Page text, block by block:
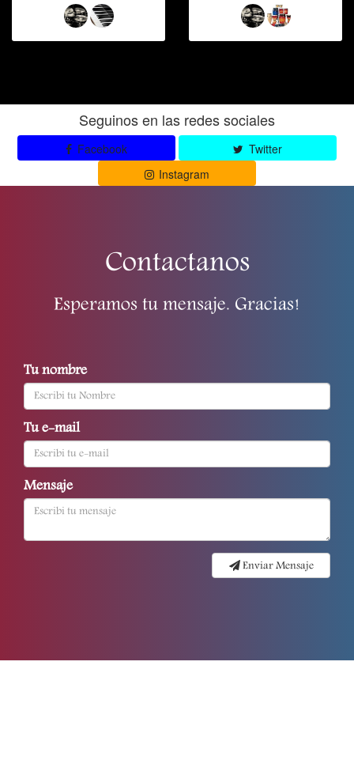
Seguinos en las redes sociales
Facebook
Twitter
Instagram
Contactanos
Esperamos tu mensaje. Gracias!
Tu nombre
Tu e-mail
Mensaje
Enviar Mensaje